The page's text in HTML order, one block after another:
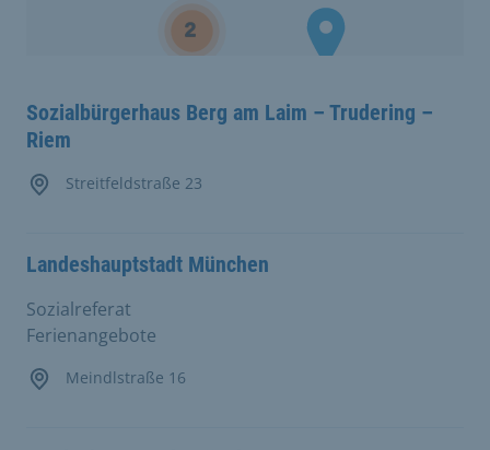
Sozialbürgerhaus Berg am Laim – Trudering –
Riem
Streitfeldstraße 23
Sozialreferat
Ferienangebote
Landeshauptstadt München
Meindlstraße 16